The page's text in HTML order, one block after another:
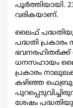
പൂര്‍ത്തിയായി.
വരികയാണ്.
ലൈഫ്
പദ്ധതി
ഭവനരഹിതര്‍ക്ക്
ധനസഹായം
പ്രകാരം
കഴിഞ്ഞ
ശേഷം